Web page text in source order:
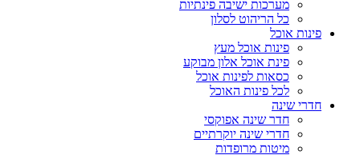
מערכות ישיבה פינתיות
כל הריהוט לסלון
פינות אוכל
פינות אוכל מעץ
פינת אוכל אלון מבוקע
כסאות לפינות אוכל
לכל פינות האוכל
חדרי שינה
חדר שינה אפוקסי
חדרי שינה יוקרתיים
מיטות מרופדות